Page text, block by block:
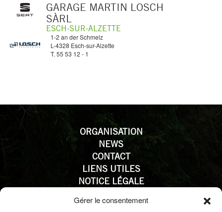
Gérer le consentement
GARAGE MARTIN LOSCH
SÀRL
ESCH-SUR-ALZETTE
1-2 an der Schmelz
L-4328 Esch-sur-Alzette
T. 55 53 12 - 1
ORGANISATION
NEWS
CONTACT
LIENS UTILES
NOTICE LÉGALE